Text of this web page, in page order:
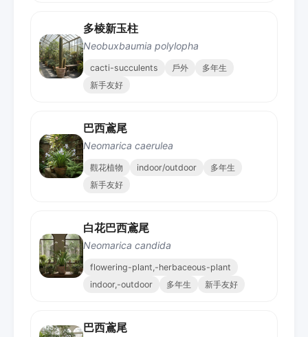
多棱新玉柱
Neobuxbaumia polylopha
cacti-succulents 戶外
多年生
新手友好
巴西鳶尾
Neomarica caerulea
觀花植物 indoor/outdoor
多年生
新手友好
白花巴西鳶尾
Neomarica candida
flowering-plant,-herbaceous-plant
indoor,-outdoor
多年生 新手友好
巴西鳶尾